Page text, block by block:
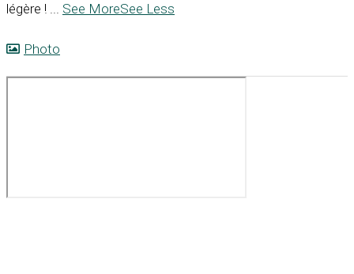
légère ! ... See MoreSee Less
Photo